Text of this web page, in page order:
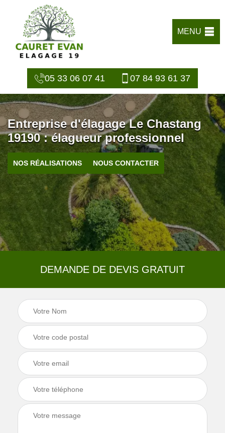
MENU
05 33 06 07 41 07 84 93 61 37
Entreprise d'élagage Le Chastang
19190 : élagueur professionnel
NOS RÉALISATIONS NOUS CONTACTER
DEMANDE DE DEVIS GRATUIT